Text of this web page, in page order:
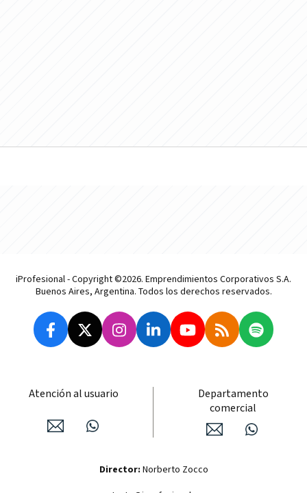
iProfesional - Copyright ©2026. Emprendimientos Corporativos S.A.
Buenos Aires, Argentina. Todos los derechos reservados.
Atención al usuario
Departamento
comercial
Director: Norberto Zocco